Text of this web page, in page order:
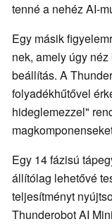
tenné a nehéz AI-
Egy másik
nek, amely úgy
beállítás. A
folyadékhűtővel
hideglemezzel"
Egy 14 fázisú
állítólag lehetővé
teljesítményt
Thunderobot AI